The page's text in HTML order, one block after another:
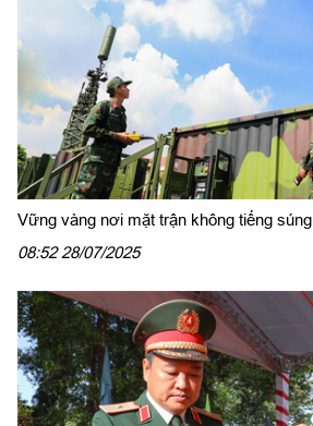
Vững vàng nơi mặt trận không tiếng súng
08:52 28/07/2025